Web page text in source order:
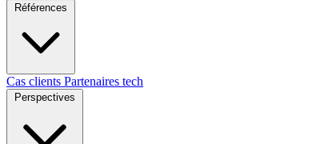
Références
Cas clients Partenaires tech
Perspectives